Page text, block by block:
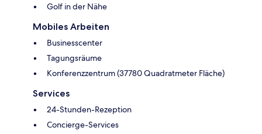
Golf in der Nähe
Mobiles Arbeiten
Businesscenter
Tagungsräume
Konferenzzentrum (37780 Quadratmeter Fläche)
Services
24-Stunden-Rezeption
Concierge-Services